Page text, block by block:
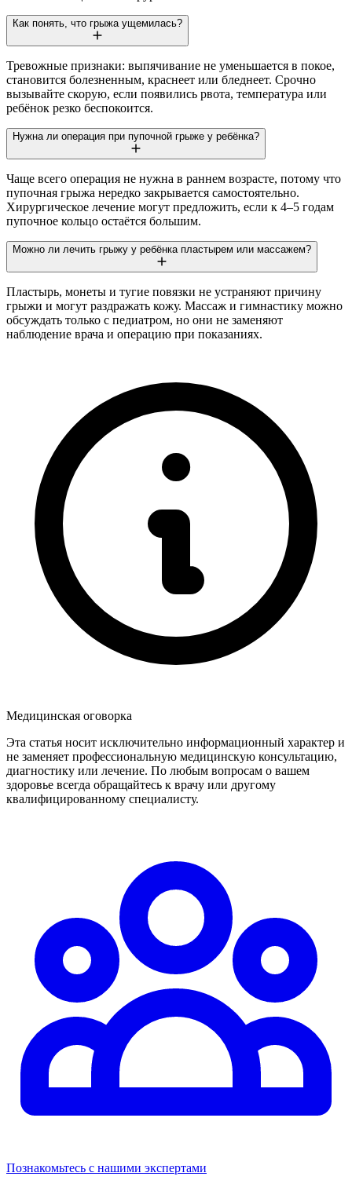
Как понять, что грыжа ущемилась?
Тревожные признаки: выпячивание не уменьшается в покое,
становится болезненным, краснеет или бледнеет. Срочно
вызывайте скорую, если появились рвота, температура или
ребёнок резко беспокоится.
Нужна ли операция при пупочной грыже у ребёнка?
Чаще всего операция не нужна в раннем возрасте, потому что
пупочная грыжа нередко закрывается самостоятельно.
Хирургическое лечение могут предложить, если к 4–5 годам
пупочное кольцо остаётся большим.
Можно ли лечить грыжу у ребёнка пластырем или массажем?
Пластырь, монеты и тугие повязки не устраняют причину
грыжи и могут раздражать кожу. Массаж и гимнастику можно
обсуждать только с педиатром, но они не заменяют
наблюдение врача и операцию при показаниях.
Медицинская оговорка
Эта статья носит исключительно информационный характер и
не заменяет профессиональную медицинскую консультацию,
диагностику или лечение. По любым вопросам о вашем
здоровье всегда обращайтесь к врачу или другому
квалифицированному специалисту.
Познакомьтесь с нашими экспертами